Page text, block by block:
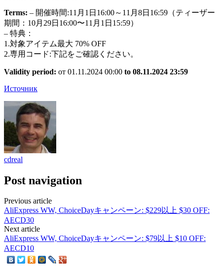
Terms: – 開催時間:11月1日16:00～11月8日16:59（ティーザー
期間：10月29日16:00〜11月1日15:59）
– 特典：
1.対象アイテム最大 70% OFF
2.専用コード:下記をご確認ください。
Validity period: от 01.11.2024 00:00 to 08.11.2024 23:59
Источник
cdreal
Post navigation
Previous article
AliExpress WW, ChoiceDayキャンペーン: $229以上 $30 OFF:
AECD30
Next article
AliExpress WW, ChoiceDayキャンペーン: $79以上 $10 OFF:
AECD10